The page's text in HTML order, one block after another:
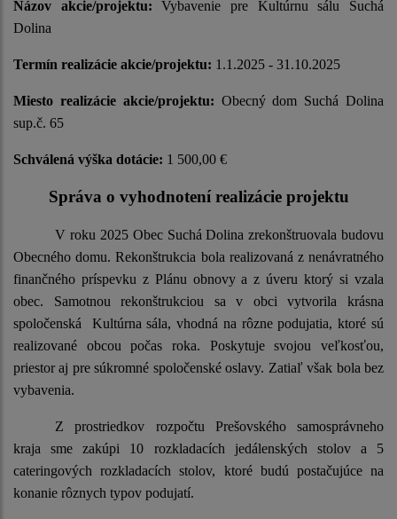
Názov akcie/projektu:Vybavenie pre Kultúrnu sálu Suchá
Dolina
Termín realizácie akcie/projektu: 1.1.2025 - 31.10.2025
Miesto realizácie akcie/projektu: Obecný dom Suchá Dolina
sup.č. 65
Schválená výška dotácie: 1 500,00 €
Správa o vyhodnotení realizácie projektu
V roku 2025 Obec Suchá Dolina zrekonštruovala budovu
Obecného domu. Rekonštrukcia bola realizovaná z nenávratného
finančného príspevku z Plánu obnovy a z úveru ktorý si vzala
obec. Samotnou rekonštrukciou sa v obci vytvorila krásna
spoločenská Kultúrna sála, vhodná na rôzne podujatia, ktoré sú
realizované obcou počas roka. Poskytuje svojou veľkosťou,
priestor aj pre súkromné spoločenské oslavy. Zatiaľ však bola bez
vybavenia.
Z prostriedkov rozpočtu Prešovského samosprávneho
kraja sme zakúpi 10 rozkladacích jedálenských stolov a 5
cateringových rozkladacích stolov, ktoré budú postačujúce na
konanie rôznych typov podujatí.